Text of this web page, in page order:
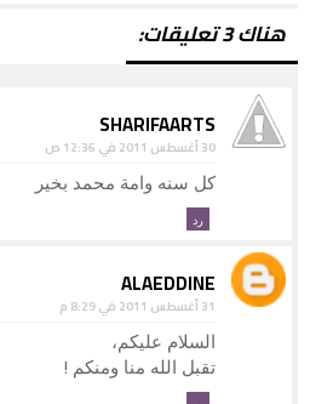
هناك 3 تعليقات:
SHARIFAARTS
30 أغسطس 2011 في 12:36 ص
كل سنه وامة محمد بخير
رد
ALAEDDINE
31 أغسطس 2011 في 8:29 م
السلام عليكم،
تقبل الله منا ومنكم !